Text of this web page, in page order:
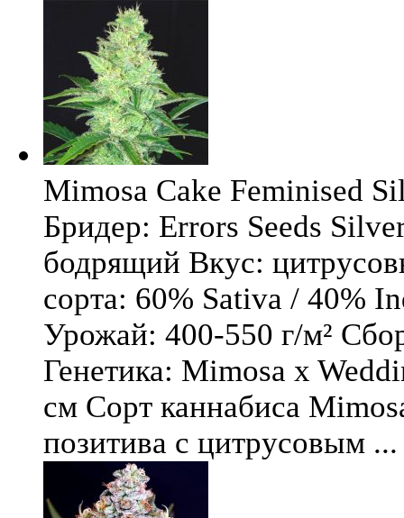
Mimosa Cake Feminised
Бридер: Errors Seeds
бодрящий Вкус:
сорта: 60% Sativa / 40%
Урожай: 400-550 г/м²
Генетика: Mimosa x
см Сорт каннабиса
позитива с цитрусовым ...